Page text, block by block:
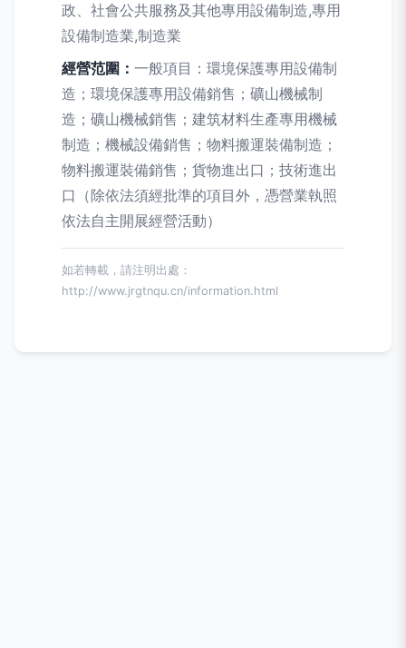
政、社會公共服務及其他專用設備制造,專用
設備制造業,制造業
經營范圍： 一般項目：環境保護專用設備制
造；環境保護專用設備銷售；礦山機械制
造；礦山機械銷售；建筑材料生產專用機械
制造；機械設備銷售；物料搬運裝備制造；
物料搬運裝備銷售；貨物進出口；技術進出
口（除依法須經批準的項目外，憑營業執照
依法自主開展經營活動）
如若轉載，請注明出處：
http://www.jrgtnqu.cn/information.html